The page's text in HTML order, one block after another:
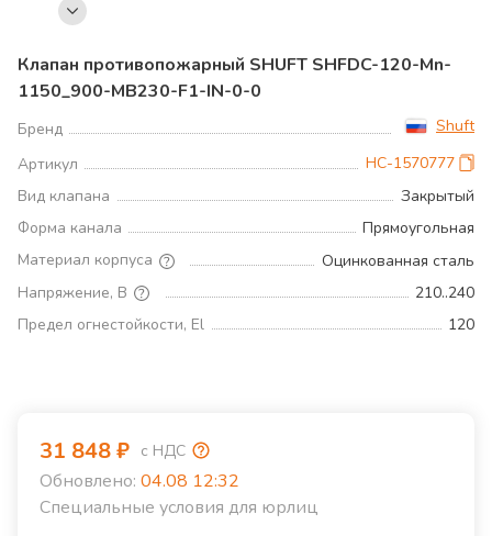
Клапан противопожарный SHUFT SHFDC-120-Mn-
1150_900-MB230-F1-IN-0-0
Бренд
Shuft
Артикул
НС-1570777
Вид клапана
Закрытый
Форма канала
Прямоугольная
Материал корпуса
Оцинкованная сталь
Напряжение, В
210..240
Предел огнестойкости, El
120
31 848₽ с НДС
Обновлено: 04.08 12:32
Специальные условия для юрлиц